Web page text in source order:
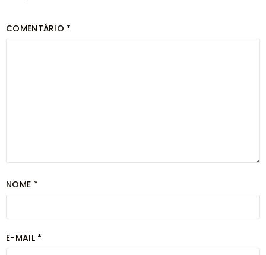
COMENTÁRIO *
NOME *
E-MAIL *